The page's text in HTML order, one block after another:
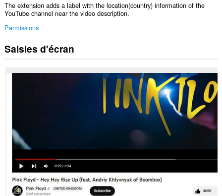
The extension adds a label with the location(country) information of the
YouTube channel near the video description.
Permissions
Cette
extension
accéder
Saisies d'écran